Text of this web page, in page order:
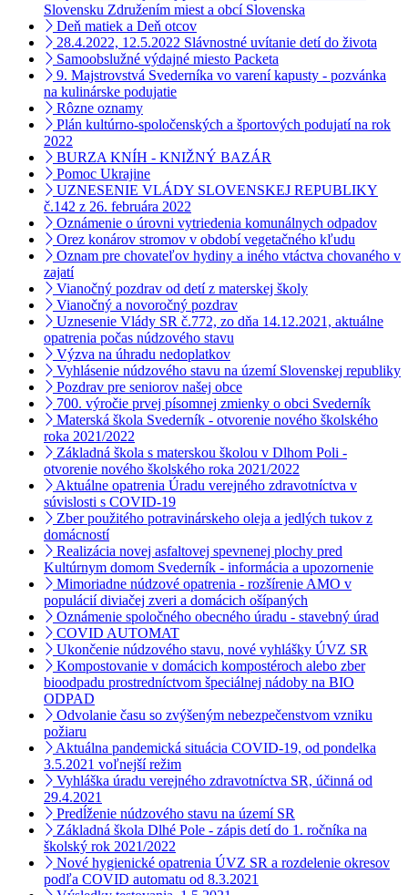
Slovensku Združením miest a obcí Slovenska
Deň matiek a Deň otcov
28.4.2022, 12.5.2022 Slávnostné uvítanie detí do života
Samoobslužné výdajné miesto Packeta
9. Majstrovstvá Svederníka vo varení kapusty - pozvánka
na kulinárske podujatie
Rôzne oznamy
Plán kultúrno-spoločenských a športových podujatí na rok
2022
BURZA KNÍH - KNIŽNÝ BAZÁR
Pomoc Ukrajine
UZNESENIE VLÁDY SLOVENSKEJ REPUBLIKY
č.142 z 26. februára 2022
Oznámenie o úrovni vytriedenia komunálnych odpadov
Orez konárov stromov v období vegetačného kľudu
Oznam pre chovateľov hydiny a iného vtáctva chovaného v
zajatí
Vianočný pozdrav od detí z materskej školy
Vianočný a novoročný pozdrav
Uznesenie Vlády SR č.772, zo dňa 14.12.2021, aktuálne
opatrenia počas núdzového stavu
Výzva na úhradu nedoplatkov
Vyhlásenie núdzového stavu na území Slovenskej republiky
Pozdrav pre seniorov našej obce
700. výročie prvej písomnej zmienky o obci Svederník
Materská škola Svederník - otvorenie nového školského
roka 2021/2022
Základná škola s materskou školou v Dlhom Poli -
otvorenie nového školského roka 2021/2022
Aktuálne opatrenia Úradu verejného zdravotníctva v
súvislosti s COVID-19
Zber použitého potravinárskeho oleja a jedlých tukov z
domácností
Realizácia novej asfaltovej spevnenej plochy pred
Kultúrnym domom Svederník - informácia a upozornenie
Mimoriadne núdzové opatrenia - rozšírenie AMO v
populácií diviačej zveri a domácich ošípaných
Oznámenie spoločného obecného úradu - stavebný úrad
COVID AUTOMAT
Ukončenie núdzového stavu, nové vyhlášky ÚVZ SR
Kompostovanie v domácich kompostéroch alebo zber
bioodpadu prostredníctvom špeciálnej nádoby na BIO
ODPAD
Odvolanie času so zvýšeným nebezpečenstvom vzniku
požiaru
Aktuálna pandemická situácia COVID-19, od pondelka
3.5.2021 voľnejší režim
Vyhláška úradu verejného zdravotníctva SR, účinná od
29.4.2021
Predĺženie núdzového stavu na území SR
Základná škola Dlhé Pole - zápis detí do 1. ročníka na
školský rok 2021/2022
Nové hygienické opatrenia ÚVZ SR a rozdelenie okresov
podľa COVID automatu od 8.3.2021